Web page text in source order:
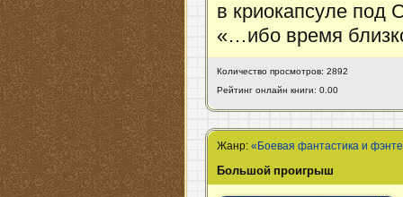
в криокапсуле под
«…ибо время
Количество просмотров: 2892
Рейтинг онлайн книги: 0.00
Жанр:«Боевая фантастика и
Большой проигрыш